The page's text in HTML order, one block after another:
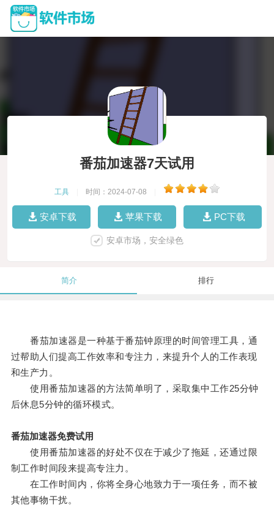
番茄加速器7天试用
工具 时间：2024-07-08
安卓下载 苹果下载 PC下载
安卓市场，安全绿色
简介 排行
番茄加速器是一种基于番茄钟原理的时间管理工具，通
过帮助人们提高工作效率和专注力，来提升个人的工作表现
和生产力。
使用番茄加速器的方法简单明了，采取集中工作25分钟
后休息5分钟的循环模式。
番茄加速器免费试用
使用番茄加速器的好处不仅在于减少了拖延，还通过限
制工作时间段来提高专注力。
在工作时间内，你将全身心地致力于一项任务，而不被
其他事物干扰。